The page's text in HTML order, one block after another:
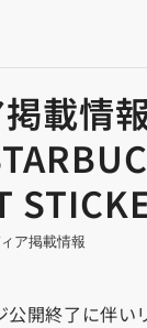
載情
ア掲載情報
公開終了に伴い